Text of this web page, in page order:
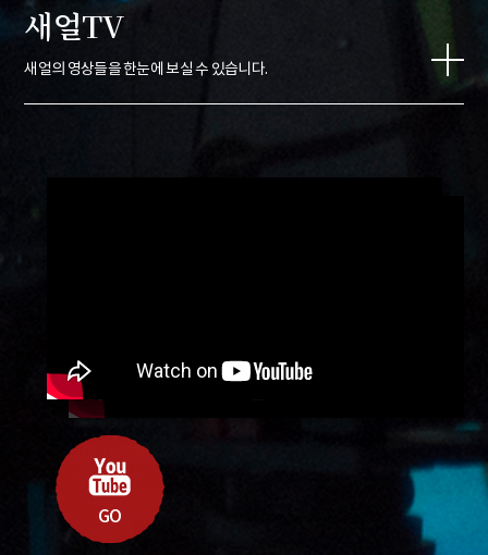
새얼TV
새얼의 영상들을 한눈에 보실 수 있습니다.
GO